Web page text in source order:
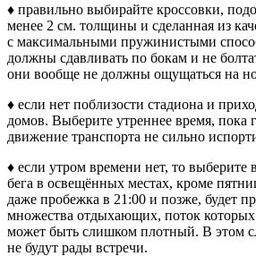
♦ правильно выбирайте кроссовки,
менее 2 см. толщины и сделанная из
с максимальными пружинистыми
должны сдавливать по бокам и не
они вообще не должны ощущаться на
♦ если нет поблизости стадиона и
домов. Выберите утреннее время, пока
движение транспорта не сильно
♦ если утром времени нет, то выберите
бега в освещённых местах, кроме
даже пробежка в 21:00 и позже, будет
множества отдыхающих, поток
может быть слишком плотный. В этом
не будут рады встречи.